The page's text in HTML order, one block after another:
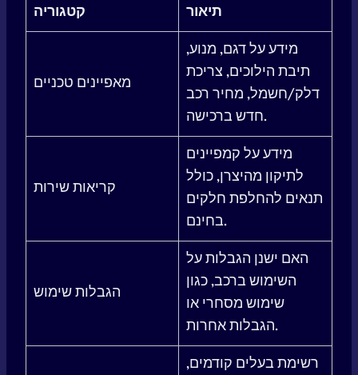
קטגוריה תיאור
מאפיינים טכניים
מידע על דגם, מנוע,
תיבת הילוכים, צריכת
דלק/חשמל, מחיר רכב
חדש ברכישה.
קריאות שירות
מידע על קמפיינים
לתיקון מהיצרן, כולל
תנאים להחלפת חלקים
בחינם.
הגבלות שימוש
האם ישנן הגבלות על
השימוש ברכב, כגון
שימוש מסחרי או
הגבלות אחרות.
רשימת בעלים קודמים,